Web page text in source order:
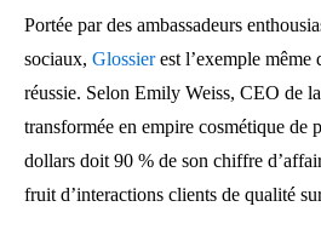
Portée par des ambassadeurs
sociaux, Glossierest l’exemple même
réussie. Selon Emily Weiss, CEO de
transformée en empire cosmétique de
dollars doit 90 % de son chiffre
fruit d’interactions clients de qualité